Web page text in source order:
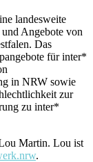
landesweite
Angebote von
Das
für inter*
in NRW sowie
zur
zu inter*
Martin. Lou ist
.